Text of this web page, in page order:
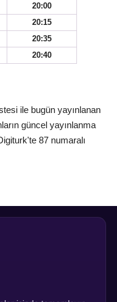
20:00
20:15
20:35
20:40
ile bugün yayınlanan
güncel yayınlanma
87 numaralı